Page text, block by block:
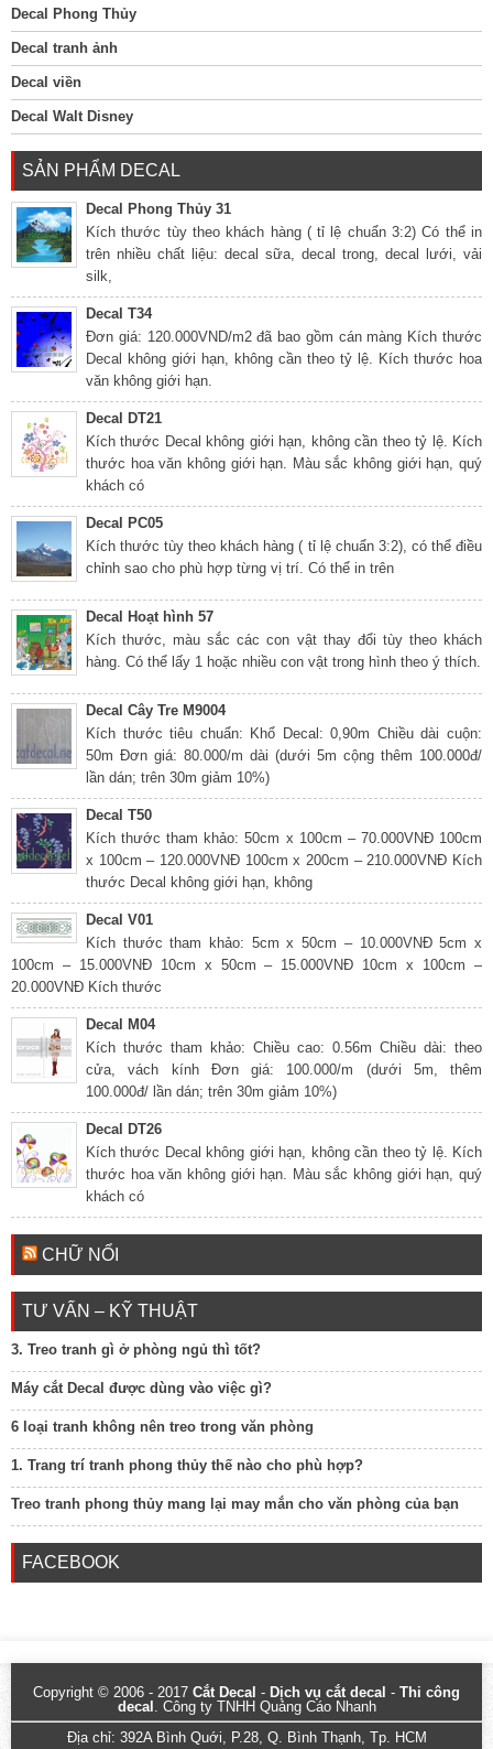
Decal Phong Thủy
Decal tranh ảnh
Decal viền
Decal Walt Disney
SẢN PHẨM DECAL
Decal Phong Thủy 31
Kích thước tùy theo khách hàng ( tỉ lệ chuẩn 3:2) Có thể in
trên nhiều chất liệu: decal sữa, decal trong, decal lưới, vải
silk,
Decal T34
Đơn giá: 120.000VND/m2 đã bao gồm cán màng Kích thước
Decal không giới hạn, không cần theo tỷ lệ. Kích thước hoa
văn không giới hạn.
Decal DT21
Kích thước Decal không giới hạn, không cần theo tỷ lệ. Kích
thước hoa văn không giới hạn. Màu sắc không giới hạn, quý
khách có
Decal PC05
Kích thước tùy theo khách hàng ( tỉ lệ chuẩn 3:2), có thể điều
chỉnh sao cho phù hợp từng vị trí. Có thể in trên
Decal Hoạt hình 57
Kích thước, màu sắc các con vật thay đổi tùy theo khách
hàng. Có thể lấy 1 hoặc nhiều con vật trong hình theo ý thích.
Decal Cây Tre M9004
Kích thước tiêu chuẩn: Khổ Decal: 0,90m Chiều dài cuộn:
50m Đơn giá: 80.000/m dài (dưới 5m cộng thêm 100.000đ/
lần dán; trên 30m giảm 10%)
Decal T50
Kích thước tham khảo: 50cm x 100cm – 70.000VNĐ 100cm
x 100cm – 120.000VNĐ 100cm x 200cm – 210.000VNĐ Kích
thước Decal không giới hạn, không
Decal V01
Kích thước tham khảo: 5cm x 50cm – 10.000VNĐ 5cm x
100cm – 15.000VNĐ 10cm x 50cm – 15.000VNĐ 10cm x 100cm –
20.000VNĐ Kích thước
Decal M04
Kích thước tham khảo: Chiều cao: 0.56m Chiều dài: theo
cửa, vách kính Đơn giá: 100.000/m (dưới 5m, thêm
100.000đ/ lần dán; trên 30m giảm 10%)
Decal DT26
Kích thước Decal không giới hạn, không cần theo tỷ lệ. Kích
thước hoa văn không giới hạn. Màu sắc không giới hạn, quý
khách có
CHỮ NỔI
TƯ VẤN – KỸ THUẬT
3. Treo tranh gì ở phòng ngủ thì tốt?
Máy cắt Decal được dùng vào việc gì?
6 loại tranh không nên treo trong văn phòng
1. Trang trí tranh phong thủy thế nào cho phù hợp?
Treo tranh phong thủy mang lại may mắn cho văn phòng của bạn
FACEBOOK
Copyright © 2006 - 2017 Cắt Decal - Dịch vụ cắt decal - Thi công
decal . Công ty TNHH Quảng Cáo Nhanh
Địa chỉ: 392A Bình Quới, P.28, Q. Bình Thạnh, Tp. HCM